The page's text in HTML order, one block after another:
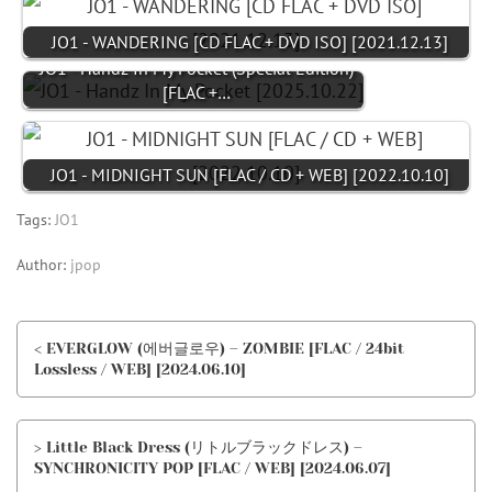
JO1 - WANDERING [CD FLAC + DVD ISO] [2021.12.13]
JO1 - Handz In My Pocket (Special Edition)
[FLAC +…
JO1 - MIDNIGHT SUN [FLAC / CD + WEB] [2022.10.10]
Tags:JO1
Author: jpop
< EVERGLOW (에버글로우) – ZOMBIE [FLAC / 24bit
Lossless / WEB] [2024.06.10]
> Little Black Dress (リトルブラックドレス) –
SYNCHRONICITY POP [FLAC / WEB] [2024.06.07]